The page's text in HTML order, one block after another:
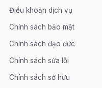
Điều khoản dịch vụ
Chính sách bảo mật
Chính sách đạo đức
Chính sách sửa lỗi
Chính sách sở hữu